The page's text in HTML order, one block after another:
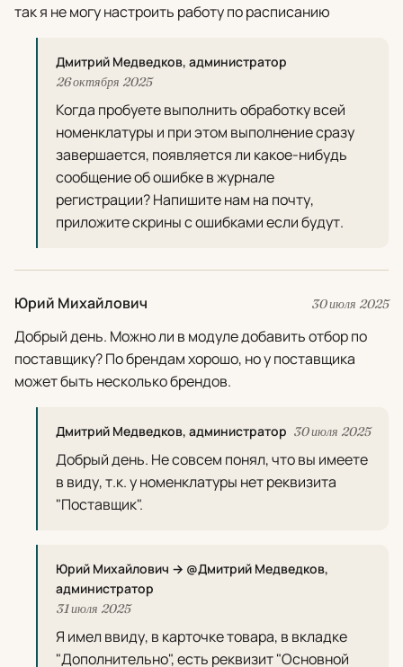
так я не могу настроить работу по расписанию
Дмитрий Медведков, администратор
26 октября 2025
Когда пробуете выполнить обработку всей
номенклатуры и при этом выполнение сразу
завершается, появляется ли какое-нибудь
сообщение об ошибке в журнале
регистрации? Напишите нам на почту,
приложите скрины с ошибками если будут.
Юрий Михайлович 30 июля 2025
Добрый день. Можно ли в модуле добавить отбор по
поставщику? По брендам хорошо, но у поставщика
может быть несколько брендов.
Дмитрий Медведков, администратор 30 июля 2025
Добрый день. Не совсем понял, что вы имеете
в виду, т.к. у номенклатуры нет реквизита
"Поставщик".
Юрий Михайлович → @Дмитрий Медведков,
администратор
31 июля 2025
Я имел ввиду, в карточке товара, в вкладке
"Дополнительно", есть реквизит "Основной